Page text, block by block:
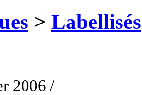
> Labellisés
2006 /